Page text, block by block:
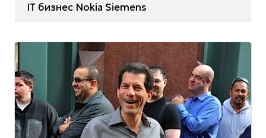
IT бизнес Nokia Siemens